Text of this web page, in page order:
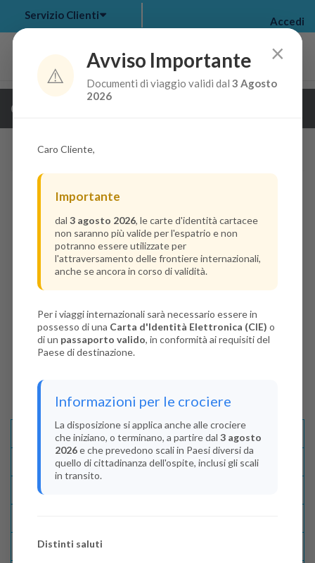
my bookings >
Servizio Clienti Accedi
Guarda i dettagli della crociera
Descrizione E Itinerario
Disponibilità
Lascia La Tua Recensione
×
⚠️
Avviso Importante
Documenti di viaggio validi dal3 Agosto
2026
Caro Cliente,
Importante
dal 3 agosto 2026, le carte d'identità cartacee
non saranno più valide per l'espatrio e non
potranno essere utilizzate per
l'attraversamento delle frontiere internazionali,
anche se ancora in corso di validità.
Per i viaggi internazionali sarà necessario essere in
possesso di una Carta d'Identità Elettronica (CIE) o
di un passaporto valido, in conformità ai requisiti del
Paese di destinazione.
Informazioni per le crociere
La disposizione si applica anche alle crociere
che iniziano, o terminano, a partire dal 3 agosto
2026e che prevedono scali in Paesi diversi da
quello di cittadinanza dell'ospite, inclusi gli scali
in transito.
Distinti saluti